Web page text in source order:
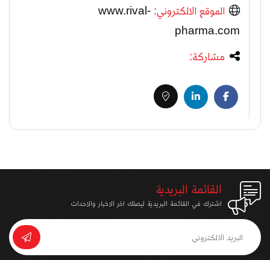
الموقع الالكتروني: www.rival-
pharma.com
مشاركة:
القائمة البريدية
اشترك في القائمة البريدية ليصلك اخر الاخبار والاحداث